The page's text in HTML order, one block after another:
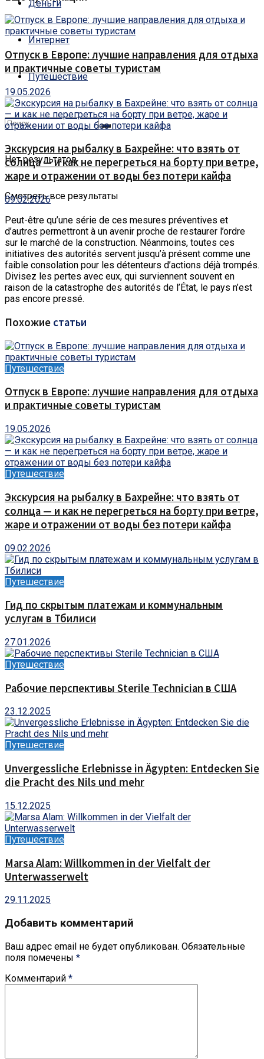
Деньги
Интернет
Путешествие
Нет результатов
Смотреть все результаты
Отпуск в Европе: лучшие направления для отдыха
и практичные советы туристам
19.05.2026
Экскурсия на рыбалку в Бахрейне: что взять от
солнца — и как не перегреться на борту при ветре,
жаре и отражении от воды без потери кайфа
09.02.2026
Peut-être qu’une série de ces mesures préventives et
d’autres permettront à un avenir proche de restaurer l’ordre
sur le marché de la construction. Néanmoins, toutes ces
initiatives des autorités servent jusqu’à présent comme une
faible consolation pour les détenteurs d’actions déjà trompés.
Divisez les pertes avec eux, qui surviennent souvent en
raison de la catastrophe des autorités de l’État, le pays n’est
pas encore pressé.
Похожие статьи
Путешествие
Отпуск в Европе: лучшие направления для отдыха
и практичные советы туристам
19.05.2026
Путешествие
Экскурсия на рыбалку в Бахрейне: что взять от
солнца — и как не перегреться на борту при ветре,
жаре и отражении от воды без потери кайфа
09.02.2026
Путешествие
Гид по скрытым платежам и коммунальным
услугам в Тбилиси
27.01.2026
Путешествие
Рабочие перспективы Sterile Technician в США
23.12.2025
Путешествие
Unvergessliche Erlebnisse in Ägypten: Entdecken Sie
die Pracht des Nils und mehr
15.12.2025
Путешествие
Marsa Alam: Willkommen in der Vielfalt der
Unterwasserwelt
29.11.2025
Добавить комментарий
Ваш адрес email не будет опубликован. Обязательные
поля помечены *
Комментарий *